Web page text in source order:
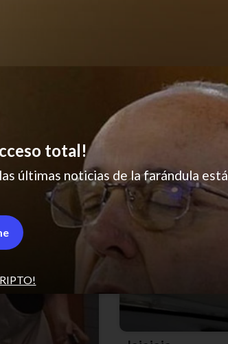
total!
últimas noticias de la farándula